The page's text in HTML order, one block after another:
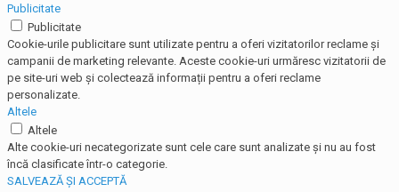
Publicitate
Publicitate
Cookie-urile publicitare sunt utilizate pentru a oferi vizitatorilor reclame și
campanii de marketing relevante. Aceste cookie-uri urmăresc vizitatorii de
pe site-uri web și colectează informații pentru a oferi reclame
personalizate.
Altele
Altele
Alte cookie-uri necategorizate sunt cele care sunt analizate și nu au fost
încă clasificate într-o categorie.
SALVEAZĂ ȘI ACCEPTĂ